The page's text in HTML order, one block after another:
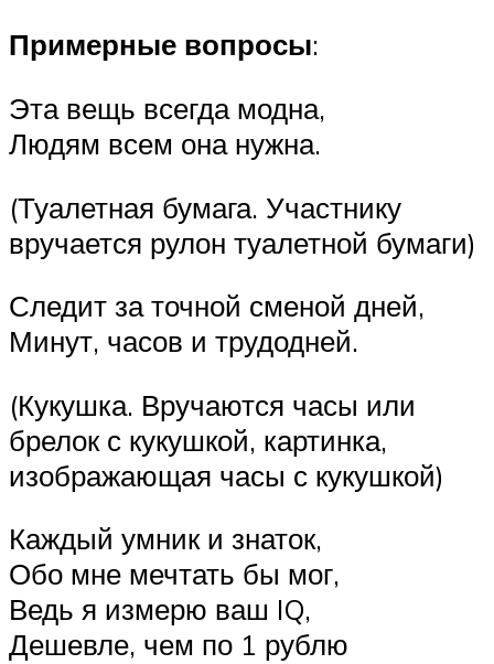
Примерные вопросы:
Эта вещь всегда модна,
Людям всем она нужна.
(Туалетная бумага. Участнику
вручается рулон туалетной бумаги)
Следит за точной сменой дней,
Минут, часов и трудодней.
(Кукушка. Вручаются часы или
брелок с кукушкой, картинка,
изображающая часы с кукушкой)
Каждый умник и знаток,
Обо мне мечтать бы мог,
Ведь я измерю ваш IQ,
Дешевле, чем по 1 рублю